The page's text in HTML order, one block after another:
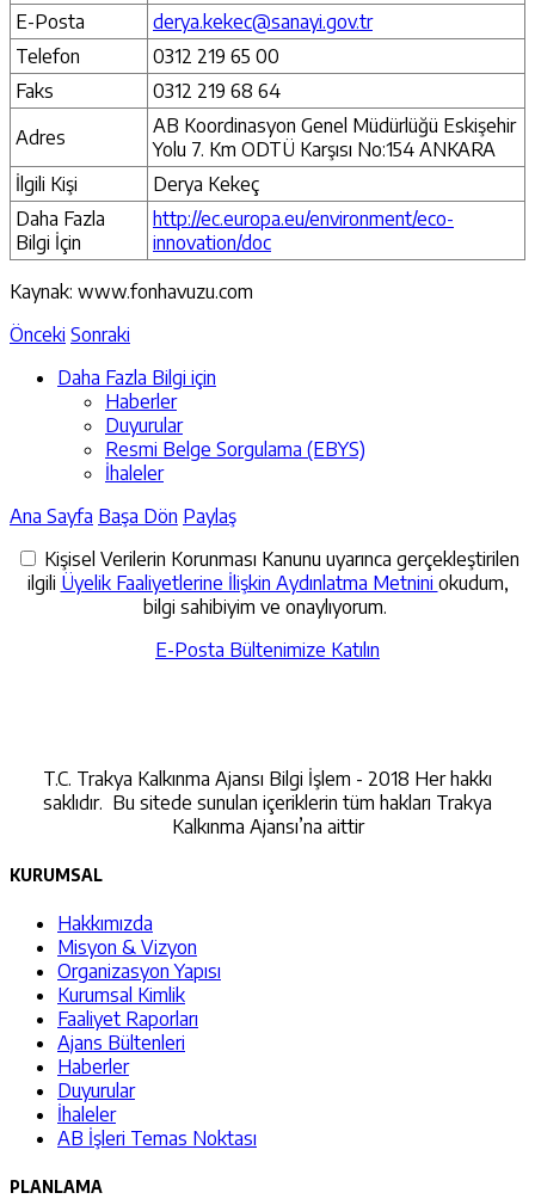
E-Posta
derya.kekec@sanayi.gov.tr
Telefon
0312 219 65 00
Faks
0312 219 68 64
Adres
AB Koordinasyon Genel Müdürlüğü Eskişehir
Yolu 7. Km ODTÜ Karşısı No:154 ANKARA
İlgili Kişi
Derya Kekeç
Daha Fazla
Bilgi İçin
http://ec.europa.eu/environment/eco-
innovation/doc
Kaynak: www.fonhavuzu.com
Önceki Sonraki
Daha Fazla Bilgi için
Haberler
Duyurular
Resmi Belge Sorgulama (EBYS)
İhaleler
Ana Sayfa Başa Dön Paylaş
Kişisel Verilerin Korunması Kanunu uyarınca gerçekleştirilen
ilgili Üyelik Faaliyetlerine İlişkin Aydınlatma Metnini okudum,
bilgi sahibiyim ve onaylıyorum.
E-Posta Bültenimize Katılın
T.C. Trakya Kalkınma Ajansı Bilgi İşlem - 2018 Her hakkı
saklıdır. Bu sitede sunulan içeriklerin tüm hakları Trakya
Kalkınma Ajansı’na aittir
KURUMSAL
Hakkımızda
Misyon & Vizyon
Organizasyon Yapısı
Kurumsal Kimlik
Faaliyet Raporları
Ajans Bültenleri
Haberler
Duyurular
İhaleler
AB İşleri Temas Noktası
PLANLAMA